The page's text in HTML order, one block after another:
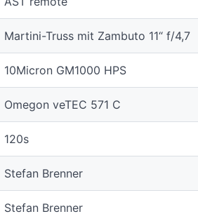
Martini-Truss mit Zambuto 11“ f/4,7
10Micron GM1000 HPS
Omegon veTEC 571 C
120s
Stefan Brenner
Stefan Brenner